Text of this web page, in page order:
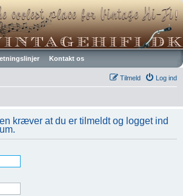
Kontakt os
Log ind
Tilmeld
kræver at du er tilmeldt og logget ind